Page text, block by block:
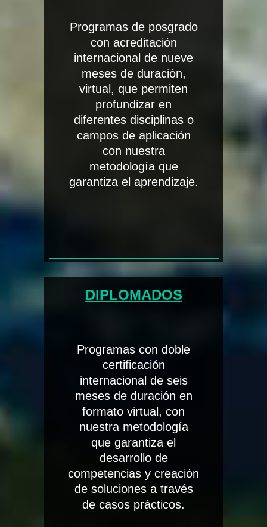
Programas de posgrado
con acreditación
internacional de nueve
meses de duración,
virtual, que permiten
profundizar en
diferentes disciplinas o
campos de aplicación
con nuestra
metodología que
garantiza el aprendizaje.
DIPLOMADOS
Programas con doble
certificación
internacional de seis
meses de duración en
formato virtual, con
nuestra metodología
que garantiza el
desarrollo de
competencias y creación
de soluciones a través
de casos prácticos.